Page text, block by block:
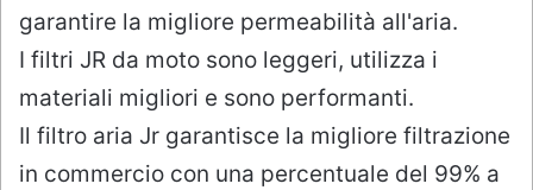
garantire la migliore permeabilità all'aria.
I filtri JR da moto sono leggeri, utilizza i
materiali migliori e sono performanti.
Il filtro aria Jr garantisce la migliore filtrazione
in commercio con una percentuale del 99% a